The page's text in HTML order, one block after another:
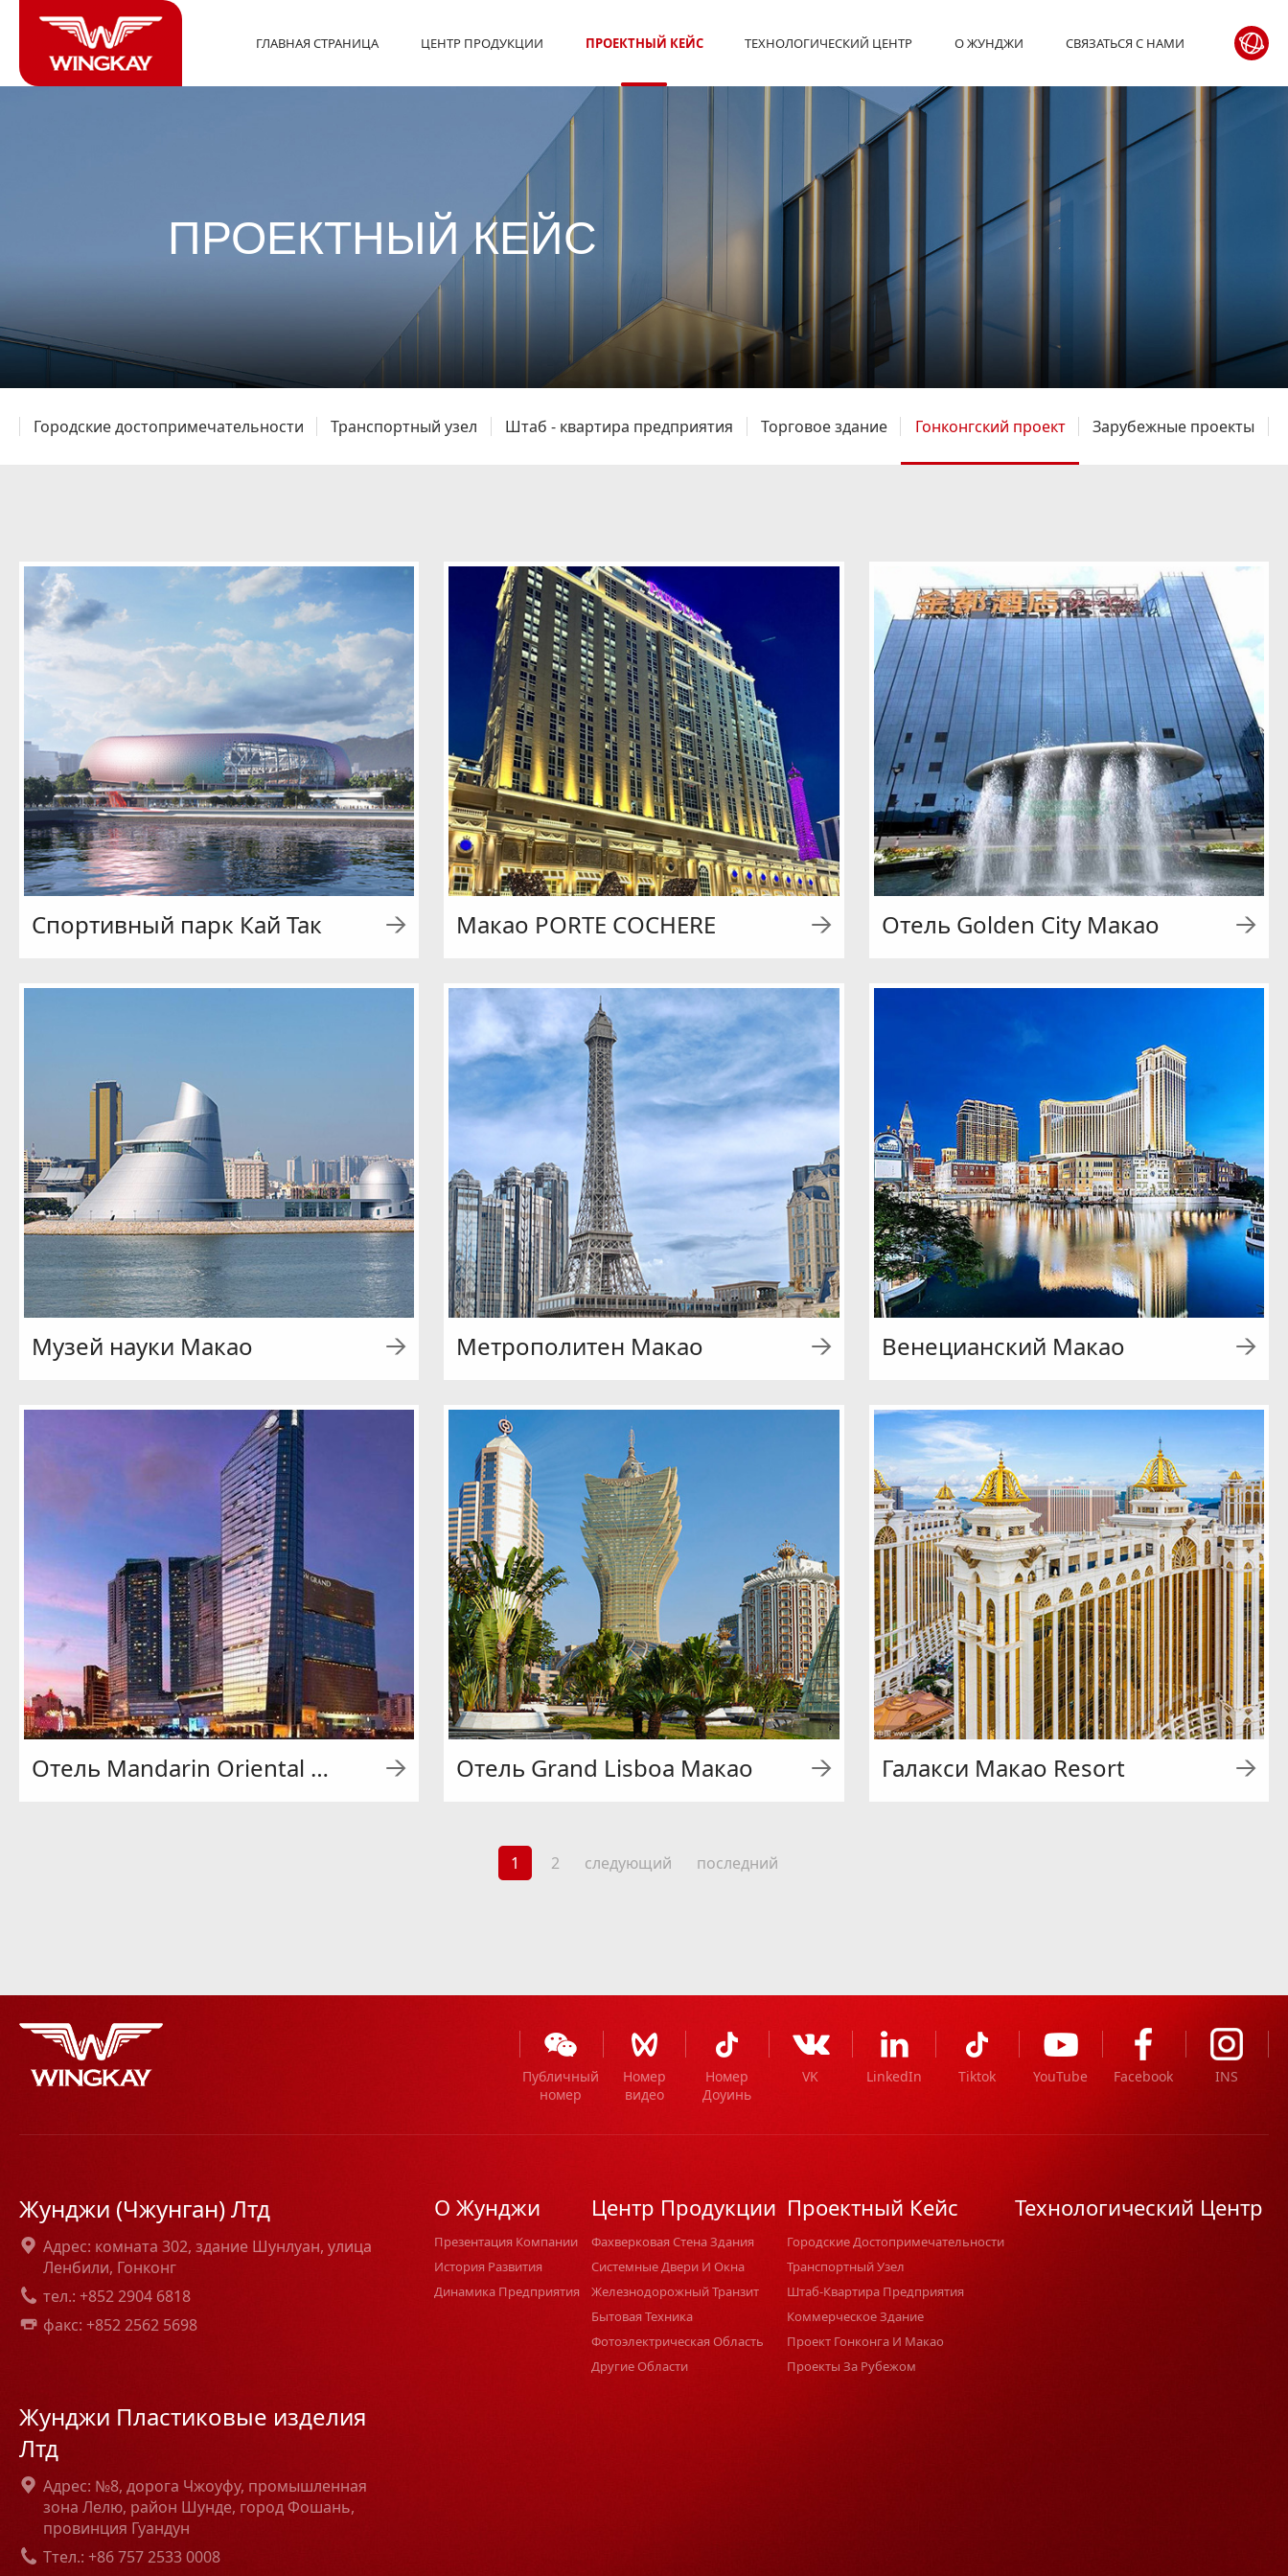
ГЛАВНАЯ СТРАНИЦА ЦЕНТР ПРОДУКЦИИ ПРОЕКТНЫЙ КЕЙС ТЕХНОЛОГИЧЕСКИЙ ЦЕНТР О ЖУНДЖИ СВЯЗАТЬСЯ С НАМИ
ПРОЕКТНЫЙ КЕЙС
Городские достопримечательности Транспортный узел Штаб - квартира предприятия Торговое здание Гонконгский проект Зарубежные проекты
Спортивный парк Кай Так Макао PORTE COCHERE Отель Golden City Макао
Музей науки Макао Метрополитен Макао Венецианский Макао
Отель Mandarin Oriental Макао Отель Grand Lisboa Макао Галакси Макао Resort
1 2 следующий последний
Публичный
номер
Номер
видео
Номер
Доуинь
VK LinkedIn Tiktok YouTube Facebook INS
Жунджи (Чжунган) Лтд
Адрес: комната 302, здание Шунлуан, улица
Ленбили, Гонконг
тел.: +852 2904 6818
факс: +852 2562 5698
Жунджи Пластиковые изделия
Лтд
Адрес: №8, дорога Чжоуфу, промышленная
зона Лелю, район Шунде, город Фошань,
провинция Гуандун
Tтел.: +86 757 2533 0008
О Жунджи
Презентация Компании
История Развития
Динамика Предприятия
Центр Продукции
Фахверковая Стена Здания
Системные Двери И Окна
Железнодорожный Транзит
Бытовая Техника
Фотоэлектрическая Область
Другие Области
Проектный Кейс
Городские Достопримечательности
Транспортный Узел
Штаб-Квартира Предприятия
Коммерческое Здание
Проект Гонконга И Макао
Проекты За Рубежом
Технологический Центр